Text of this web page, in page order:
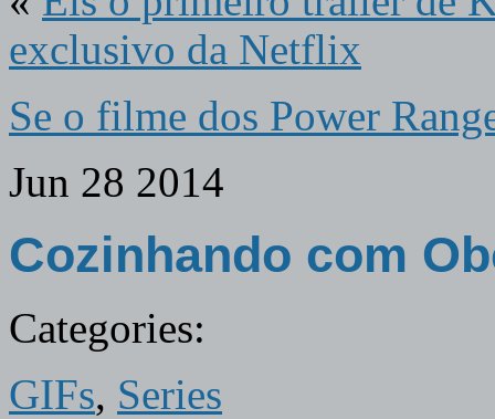
exclusivo da Netflix
Se o filme dos Power
Jun 28 2014
Cozinhando com
Categories:
GIFs, Series